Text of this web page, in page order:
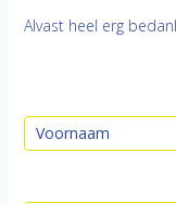
Alvast heel erg